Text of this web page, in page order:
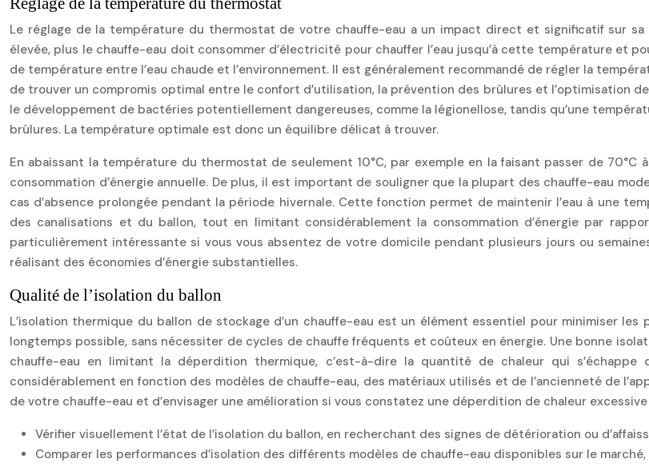
Le réglage de la température du thermostat de votre chauffe-eau a un impact direct et significatif sur sa
élevée, plus le chauffe-eau doit consommer d’électricité pour chauffer l’eau jusqu’à cette température et
de température entre l’eau chaude et l’environnement. Il est généralement recommandé de régler la
de trouver un compromis optimal entre le confort d’utilisation, la prévention des brûlures et l’optimisation
le développement de bactéries potentiellement dangereuses, comme la légionellose, tandis qu’une
brûlures. La température optimale est donc un équilibre délicat à trouver.
En abaissant la température du thermostat de seulement 10°C, par exemple en la faisant passer de 70°C
consommation d’énergie annuelle. De plus, il est important de souligner que la plupart des chauffe-eau
cas d’absence prolongée pendant la période hivernale. Cette fonction permet de maintenir l’eau à une
des canalisations et du ballon, tout en limitant considérablement la consommation d’énergie par
particulièrement intéressante si vous vous absentez de votre domicile pendant plusieurs jours ou
réalisant des économies d’énergie substantielles.
Qualité de l’isolation du ballon
L’isolation thermique du ballon de stockage d’un chauffe-eau est un élément essentiel pour minimiser
longtemps possible, sans nécessiter de cycles de chauffe fréquents et coûteux en énergie. Une bonne
chauffe-eau en limitant la déperdition thermique, c’est-à-dire la quantité de chaleur qui s’échappe
considérablement en fonction des modèles de chauffe-eau, des matériaux utilisés et de l’ancienneté de
de votre chauffe-eau et d’envisager une amélioration si vous constatez une déperdition de chaleur
Vérifier visuellement l’état de l’isolation du ballon, en recherchant des signes de détérioration ou
Comparer les performances d’isolation des différents modèles de chauffe-eau disponibles sur le